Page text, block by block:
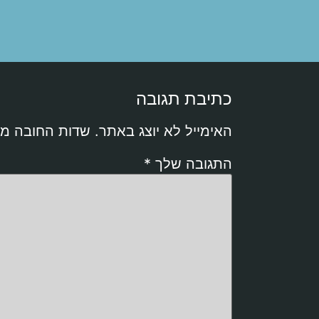
כתיבת תגובה
האימייל לא יוצג באתר. שדות החובה
התגובה שלך *